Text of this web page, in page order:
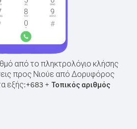
από το πληκτρολόγιο κλήσης
προς Νιούε από Δορυφόρος
εξής:+683+ Τοπικός αριθμός